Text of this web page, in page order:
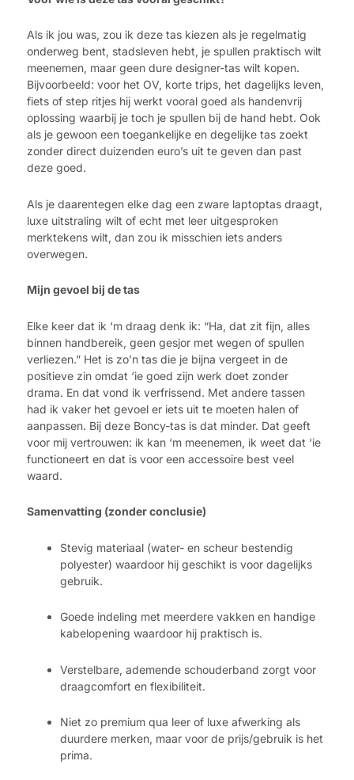
Als ik jou was, zou ik deze tas kiezen als je regelmatig
onderweg bent, stadsleven hebt, je spullen praktisch wilt
meenemen, maar geen dure designer-tas wilt kopen.
Bijvoorbeeld: voor het OV, korte trips, het dagelijks leven,
fiets of step ritjes hij werkt vooral goed als handenvrij
oplossing waarbij je toch je spullen bij de hand hebt. Ook
als je gewoon een toegankelijke en degelijke tas zoekt
zonder direct duizenden euro’s uit te geven dan past
deze goed.
Als je daarentegen elke dag een zware laptoptas draagt,
luxe uitstraling wilt of echt met leer uitgesproken
merktekens wilt, dan zou ik misschien iets anders
overwegen.
Mijn gevoel bij de tas
Elke keer dat ik ‘m draag denk ik: “Ha, dat zit fijn, alles
binnen handbereik, geen gesjor met wegen of spullen
verliezen.” Het is zo’n tas die je bijna vergeet in de
positieve zin omdat ‘ie goed zijn werk doet zonder
drama. En dat vond ik verfrissend. Met andere tassen
had ik vaker het gevoel er iets uit te moeten halen of
aanpassen. Bij deze Boncy-tas is dat minder. Dat geeft
voor mij vertrouwen: ik kan ‘m meenemen, ik weet dat ‘ie
functioneert en dat is voor een accessoire best veel
waard.
Samenvatting (zonder conclusie)
Stevig materiaal (water- en scheur bestendig
polyester) waardoor hij geschikt is voor dagelijks
gebruik.
Goede indeling met meerdere vakken en handige
kabelopening waardoor hij praktisch is.
Verstelbare, ademende schouderband zorgt voor
draagcomfort en flexibiliteit.
Niet zo premium qua leer of luxe afwerking als
duurdere merken, maar voor de prijs/gebruik is het
prima.